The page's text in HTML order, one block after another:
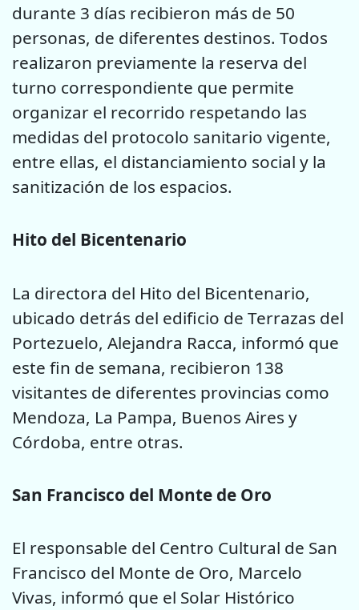
durante 3 días recibieron más de 50
personas, de diferentes destinos. Todos
realizaron previamente la reserva del
turno correspondiente que permite
organizar el recorrido respetando las
medidas del protocolo sanitario vigente,
entre ellas, el distanciamiento social y la
sanitización de los espacios.
Hito del Bicentenario
La directora del Hito del Bicentenario,
ubicado detrás del edificio de Terrazas del
Portezuelo, Alejandra Racca, informó que
este fin de semana, recibieron 138
visitantes de diferentes provincias como
Mendoza, La Pampa, Buenos Aires y
Córdoba, entre otras.
San Francisco del Monte de Oro
El responsable del Centro Cultural de San
Francisco del Monte de Oro, Marcelo
Vivas, informó que el Solar Histórico